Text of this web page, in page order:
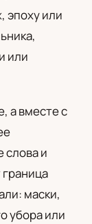
эпоху или
или
а вместе с
слова и
маски,
убора или